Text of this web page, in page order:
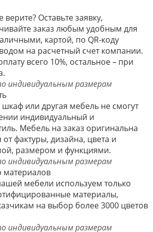
Оставьте заявку,
заказ любым удобным для
картой, по QR-коду
на расчетный счет компании.
всего 10%, остальное – при
или другая мебель не смогут
индивидуальный и
Мебель на заказ оригинальна
фактуры, дизайна, цвета и
размером и функциями.
мебели используем только
материалы,
на выбор более 3000 цветов